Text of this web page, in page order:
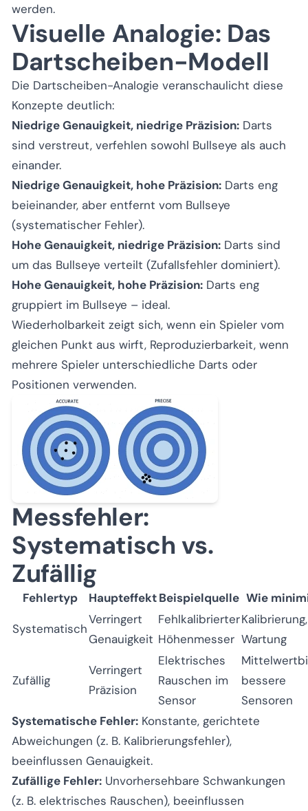
werden.
Visuelle Analogie: Das
Dartscheiben-Modell
Die Dartscheiben-Analogie veranschaulicht diese
Konzepte deutlich:
Niedrige Genauigkeit, niedrige Präzision: Darts
sind verstreut, verfehlen sowohl Bullseye als auch
einander.
Niedrige Genauigkeit, hohe Präzision: Darts eng
beieinander, aber entfernt vom Bullseye
(systematischer Fehler).
Hohe Genauigkeit, niedrige Präzision: Darts sind
um das Bullseye verteilt (Zufallsfehler dominiert).
Hohe Genauigkeit, hohe Präzision: Darts eng
gruppiert im Bullseye – ideal.
Wiederholbarkeit zeigt sich, wenn ein Spieler vom
gleichen Punkt aus wirft, Reproduzierbarkeit, wenn
mehrere Spieler unterschiedliche Darts oder
Positionen verwenden.
Messfehler:
Systematisch vs.
Zufällig
Fehlertyp HaupteffektBeispielquelle Wie
Systematisch
Verringert
Genauigkeit
Fehlkalibrierter
Höhenmesser
Kalibrierung,
Wartung
Zufällig
Verringert
Präzision
Elektrisches
Rauschen im
Sensor
bessere
Sensoren
Systematische Fehler: Konstante, gerichtete
Abweichungen (z. B. Kalibrierungsfehler),
beeinflussen Genauigkeit.
Zufällige Fehler: Unvorhersehbare Schwankungen
(z. B. elektrisches Rauschen), beeinflussen